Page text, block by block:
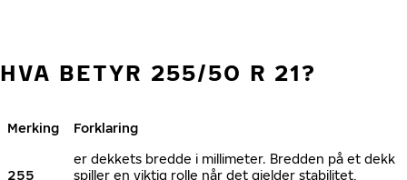
HVA BETYR 255/50 R 21?
Merking Forklaring
255
er dekkets bredde i millimeter. Bredden på et dekk
spiller en viktig rolle når det gjelder stabilitet,